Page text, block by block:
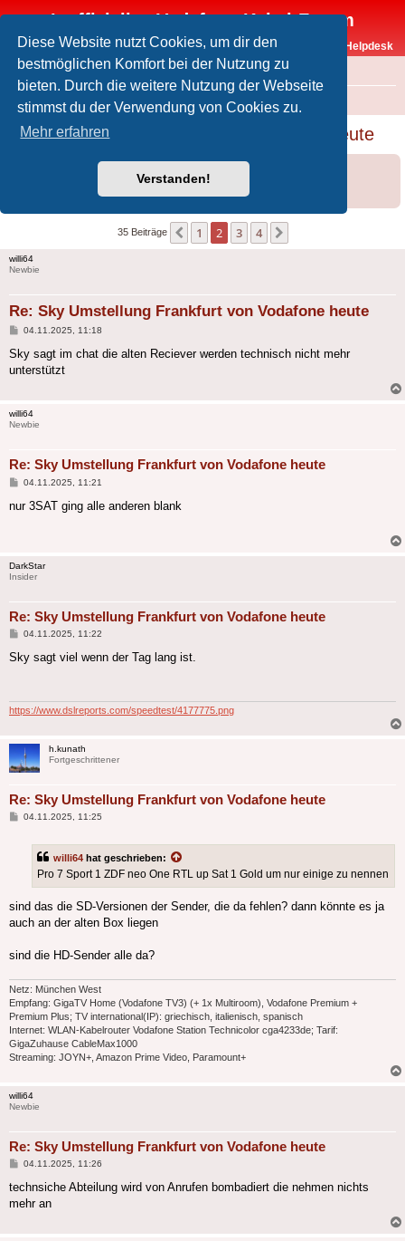
Diese Website nutzt Cookies, um dir den
bestmöglichen Komfort bei der Nutzung zu
bieten. Durch die weitere Nutzung der Webseite
stimmst du der Verwendung von Cookies zu.
Mehr erfahren
Verstanden!
Inoffizielles Vodafone-Kabel-Forum
Vodafone-Kabel-Helpdesk
FAQ
Foren-Übersicht Offtopic
Sky Umstellung Frankfurt von Vodafone heute
Informationen zu Sky im Kabelnetz von Vodafone gibt es auch im
35 Beiträge Vorherige
1 2 3 4
willi64
Newbie
Re: Sky Umstellung Frankfurt von Vodafone heute
Beitrag
04.11.2025, 11:18
Sky sagt im chat die alten Reciever werden technisch nicht mehr
unterstützt
willi64
Newbie
Re: Sky Umstellung Frankfurt von Vodafone heute
Beitrag
04.11.2025, 11:21
nur 3SAT ging alle anderen blank
DarkStar
Insider
Re: Sky Umstellung Frankfurt von Vodafone heute
Beitrag
04.11.2025, 11:22
Sky sagt viel wenn der Tag lang ist.
https://www.dslreports.com/speedtest/4177775.png
h.kunath
Fortgeschrittener
Re: Sky Umstellung Frankfurt von Vodafone heute
Beitrag
04.11.2025, 11:25
willi64 hat geschrieben:
Pro 7 Sport 1 ZDF neo One RTL up Sat 1 Gold um nur einige zu nennen
sind das die SD-Versionen der Sender, die da fehlen? dann könnte es ja
auch an der alten Box liegen
sind die HD-Sender alle da?
Netz: München West
Empfang: GigaTV Home (Vodafone TV3) (+ 1x Multiroom), Vodafone Premium +
Premium Plus; TV international(IP): griechisch, italienisch, spanisch
Internet: WLAN-Kabelrouter Vodafone Station Technicolor cga4233de; Tarif:
GigaZuhause CableMax1000
Streaming: JOYN+, Amazon Prime Video, Paramount+
willi64
Newbie
Re: Sky Umstellung Frankfurt von Vodafone heute
Beitrag
04.11.2025, 11:26
technsiche Abteilung wird von Anrufen bombadiert die nehmen nichts
mehr an